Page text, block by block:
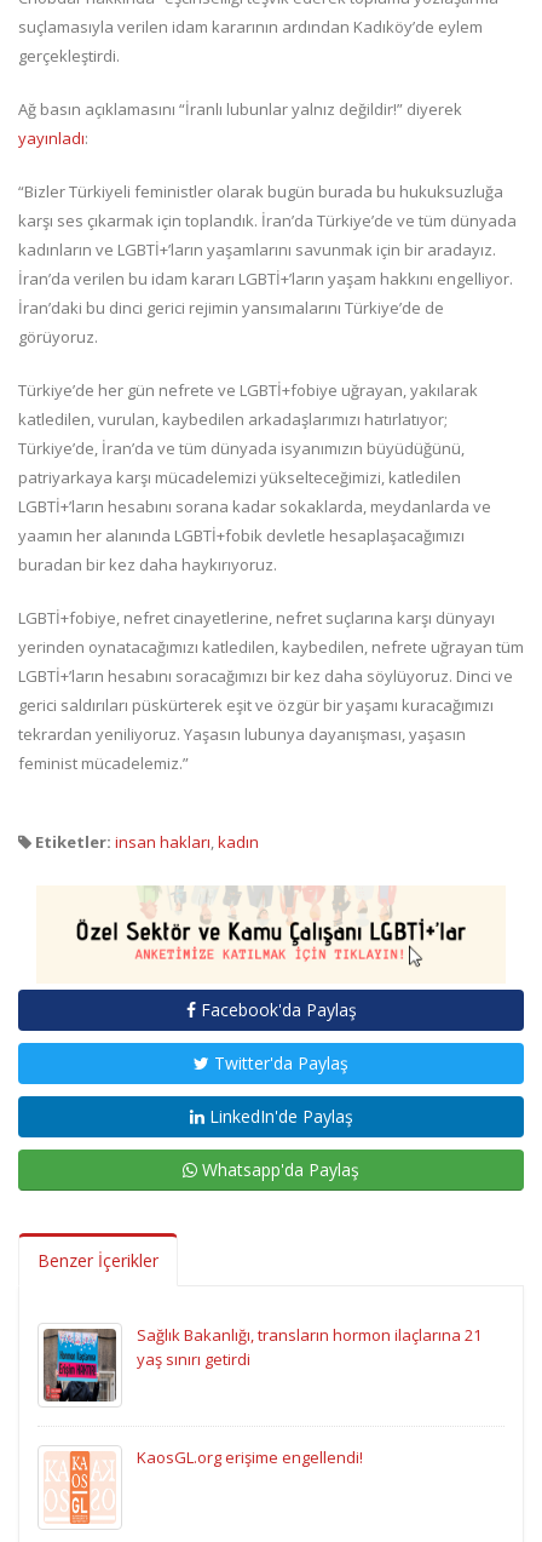
suçlamasıyla verilen idam kararının ardından Kadıköy’de eylem
gerçekleştirdi.
Ağ basın açıklamasını “İranlı lubunlar yalnız değildir!” diyerek
yayınladı:
“Bizler Türkiyeli feministler olarak bugün burada bu hukuksuzluğa
karşı ses çıkarmak için toplandık. İran’da Türkiye’de ve tüm dünyada
kadınların ve LGBTİ+’ların yaşamlarını savunmak için bir aradayız.
İran’da verilen bu idam kararı LGBTİ+’ların yaşam hakkını engelliyor.
İran’daki bu dinci gerici rejimin yansımalarını Türkiye’de de
görüyoruz.
Türkiye’de her gün nefrete ve LGBTİ+fobiye uğrayan, yakılarak
katledilen, vurulan, kaybedilen arkadaşlarımızı hatırlatıyor;
Türkiye’de, İran’da ve tüm dünyada isyanımızın büyüdüğünü,
patriyarkaya karşı mücadelemizi yükselteceğimizi, katledilen
LGBTİ+’ların hesabını sorana kadar sokaklarda, meydanlarda ve
yaamın her alanında LGBTİ+fobik devletle hesaplaşacağımızı
buradan bir kez daha haykırıyoruz.
LGBTİ+fobiye, nefret cinayetlerine, nefret suçlarına karşı dünyayı
yerinden oynatacağımızı katledilen, kaybedilen, nefrete uğrayan tüm
LGBTİ+’ların hesabını soracağımızı bir kez daha söylüyoruz. Dinci ve
gerici saldırıları püskürterek eşit ve özgür bir yaşamı kuracağımızı
tekrardan yeniliyoruz. Yaşasın lubunya dayanışması, yaşasın
feminist mücadelemiz.”
Etiketler: insan hakları,kadın
Facebook'da Paylaş
Twitter'da Paylaş
LinkedIn'de Paylaş
Whatsapp'da Paylaş
Benzer İçerikler
Sağlık Bakanlığı, transların hormon ilaçlarına 21
yaş sınırı getirdi
KaosGL.org erişime engellendi!